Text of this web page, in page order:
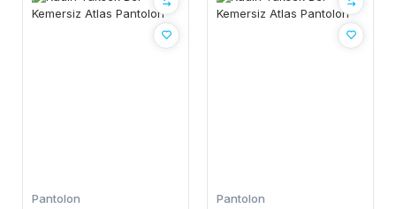
Pantolon Pantolon